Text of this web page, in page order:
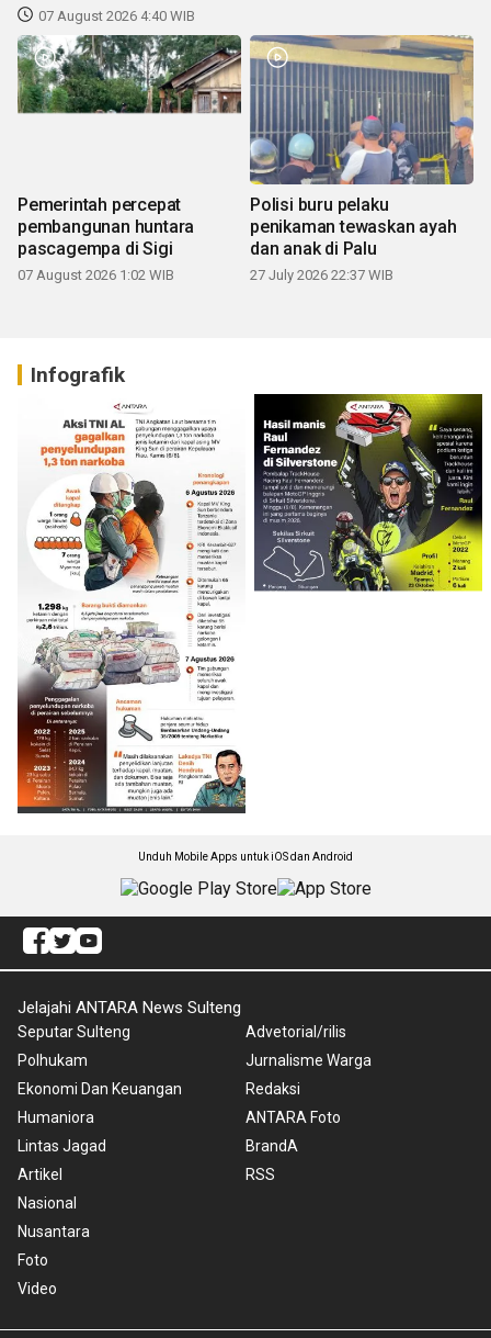
07 August 2026 4:40 WIB
Pemerintah percepat
pembangunan huntara
pascagempa di Sigi
07 August 2026 1:02 WIB
Polisi buru pelaku
penikaman tewaskan ayah
dan anak di Palu
27 July 2026 22:37 WIB
Infografik
Unduh Mobile Apps untuk iOS dan Android
Jelajahi ANTARA News Sulteng
Seputar Sulteng
Polhukam
Ekonomi Dan Keuangan
Humaniora
Lintas Jagad
Artikel
Nasional
Nusantara
Foto
Video
Advetorial/rilis
Jurnalisme Warga
Redaksi
ANTARA Foto
BrandA
RSS